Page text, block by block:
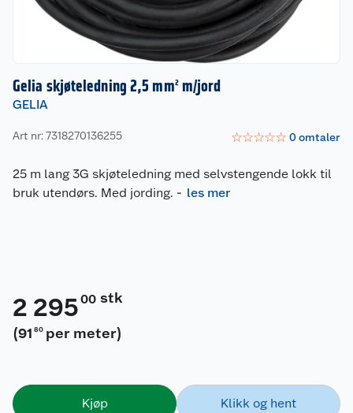
Gelia skjøteledning 2,5 mm² m/jord
GELIA
Art nr: 7318270136255 ☆☆☆☆☆ 0omtaler
25 m lang 3G skjøteledning med selvstengende lokk til
bruk utendørs. Med jording. - les mer
2 29500 stk
(91 80 per meter)
Kjøp Klikk og hent